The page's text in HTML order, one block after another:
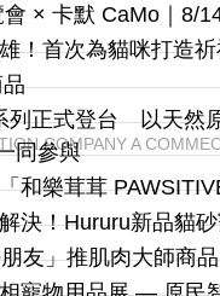
× 卡默 CaMo｜8/
！首次為貓咪打造
列正式登台 以天然
COMPANY A
同參與
和樂茸茸
決！Hururu新品貓
友」推肌肉大師商